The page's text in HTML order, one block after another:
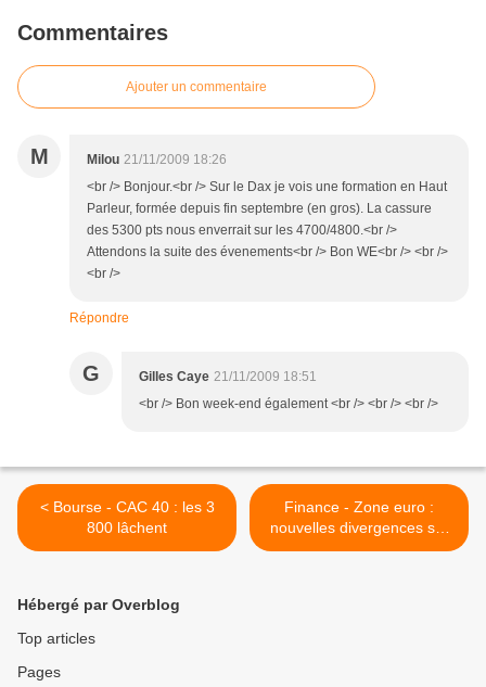
Commentaires
Ajouter un commentaire
M Milou 21/11/2009 18:26
<br /> Bonjour.<br /> Sur le Dax je vois une formation en Haut
Parleur, formée depuis fin septembre (en gros). La cassure
des 5300 pts nous enverrait sur les 4700/4800.<br />
Attendons la suite des évenements<br /> Bon WE<br /> <br />
<br />
Répondre
G Gilles Caye 21/11/2009 18:51
<br /> Bon week-end également <br /> <br /> <br />
< Bourse - CAC 40 : les 3
800 lâchent
Finance - Zone euro :
nouvelles divergences sur
les taux >
Hébergé par Overblog
Top articles
Pages